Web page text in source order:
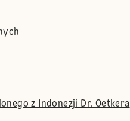
z Indonezji Dr. Oetkera